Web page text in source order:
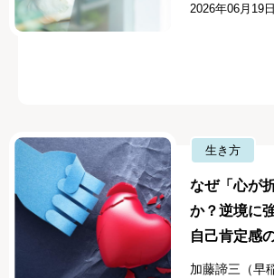
2026年06月19日
生き方
なぜ「心が
か？逆境に
自己肯定感
加藤諦三（早